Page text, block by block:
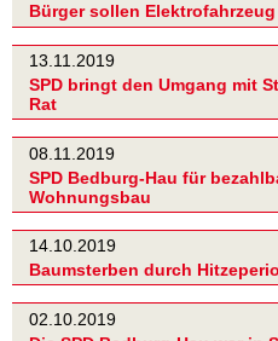
Bürger sollen
13.11.2019
SPD bringt den Umgang mit
Rat
08.11.2019
SPD Bedburg-Hau für
Wohnungsbau
14.10.2019
Baumsterben durch
02.10.2019